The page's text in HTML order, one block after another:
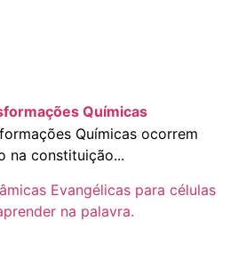
Químicas
Químicas ocorrem
na constituição...